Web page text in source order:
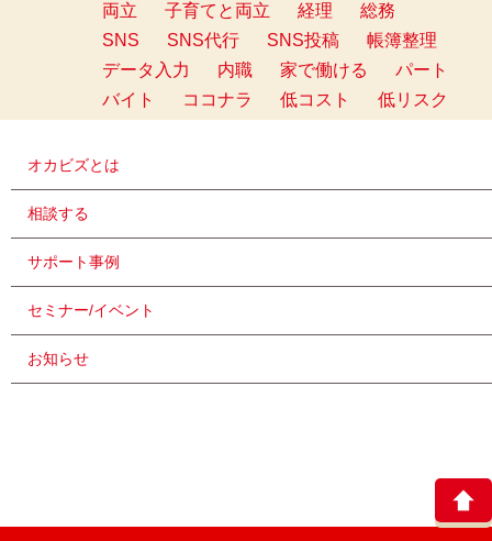
両立
子育てと両立 経理
総務
SNS
SNS代行 SNS投稿
帳簿整理
データ入力
内職 家で働ける
パート
バイト
ココナラ 低コスト 低リスク
オカビズとは
相談する
サポート事例
セミナー/イベント
お知らせ